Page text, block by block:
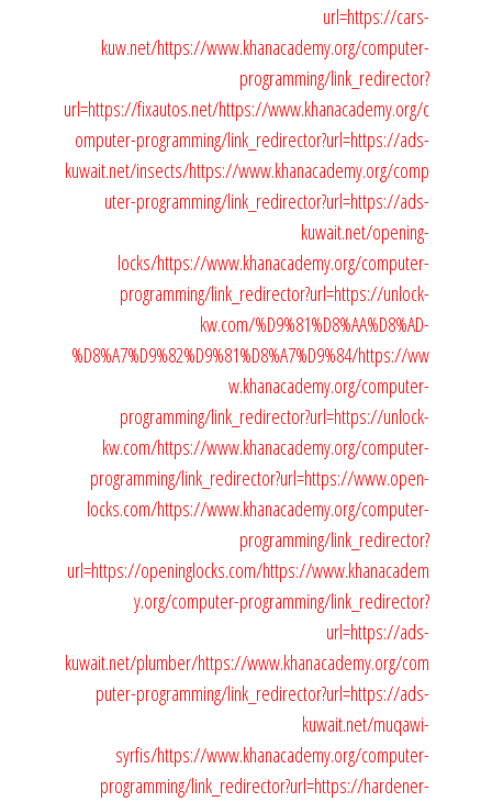
url=https://cars-
kuw.net/https://www.khanacademy.org/computer-
programming/link_redirector?
url=https://fixautos.net/https://www.khanacademy.org/c
omputer-programming/link_redirector?url=https://ads-
kuwait.net/insects/https://www.khanacademy.org/comp
uter-programming/link_redirector?url=https://ads-
kuwait.net/opening-
locks/https://www.khanacademy.org/computer-
programming/link_redirector?url=https://unlock-
kw.com/%D9%81%D8%AA%D8%AD-
%D8%A7%D9%82%D9%81%D8%A7%D9%84/https://ww
w.khanacademy.org/computer-
programming/link_redirector?url=https://unlock-
kw.com/https://www.khanacademy.org/computer-
programming/link_redirector?url=https://www.open-
locks.com/https://www.khanacademy.org/computer-
programming/link_redirector?
url=https://openinglocks.com/https://www.khanacadem
y.org/computer-programming/link_redirector?
url=https://ads-
kuwait.net/plumber/https://www.khanacademy.org/com
puter-programming/link_redirector?url=https://ads-
kuwait.net/muqawi-
syrfis/https://www.khanacademy.org/computer-
programming/link_redirector?url=https://hardener-